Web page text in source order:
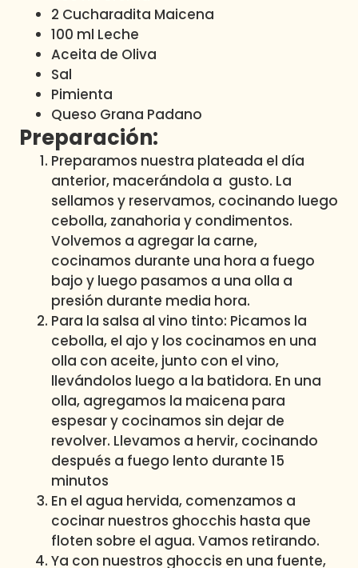
2 Cucharadita Maicena
100 ml Leche
Aceita de Oliva
Sal
Pimienta
Queso Grana Padano
Preparación:
Preparamos nuestra plateada el día
anterior, macerándola a gusto. La
sellamos y reservamos, cocinando luego
cebolla, zanahoria y condimentos.
Volvemos a agregar la carne,
cocinamos durante una hora a fuego
bajo y luego pasamos a una olla a
presión durante media hora.
Para la salsa al vino tinto: Picamos la
cebolla, el ajo y los cocinamos en una
olla con aceite, junto con el vino,
llevándolos luego a la batidora. En una
olla, agregamos la maicena para
espesar y cocinamos sin dejar de
revolver. Llevamos a hervir, cocinando
después a fuego lento durante 15
minutos
En el agua hervida, comenzamos a
cocinar nuestros ghocchis hasta que
floten sobre el agua. Vamos retirando.
Ya con nuestros ghoccis en una fuente,